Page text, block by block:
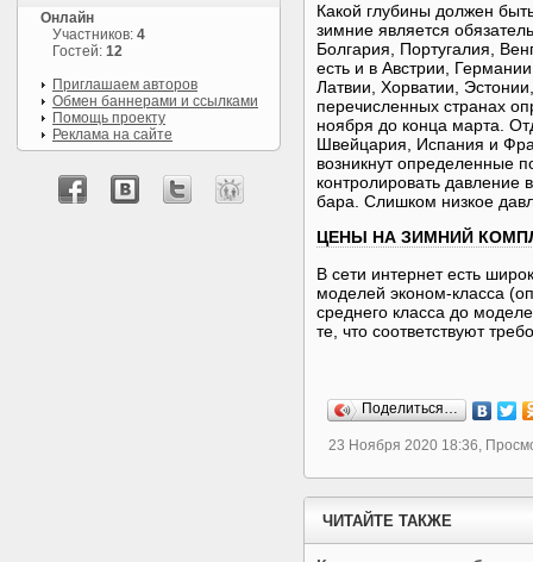
Какой глубины должен
зимние является
Болгария, Португалия,
есть и в Австрии,
Латвии, Хорватии,
перечисленных странах
ноября до конца марта.
Швейцария, Испания и
возникнут определенные
контролировать
бара. Слишком низкое
ЦЕНЫ НА ЗИМНИЙ
В сети интернет есть
моделей эконом-класса
среднего класса до
те, что соответствуют
Поделиться…
23 Ноября 2020 18:36,
ЧИТАЙТЕ ТАКЖЕ
Онлайн
Участников: 4
Гостей: 12
Приглашаем авторов
Обмен баннерами и ссылками
Помощь проекту
Реклама на сайте